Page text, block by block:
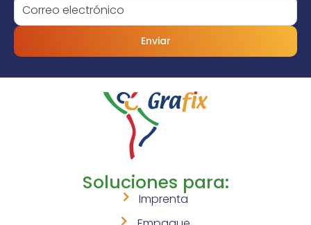
Enviar
Soluciones para:
Imprenta